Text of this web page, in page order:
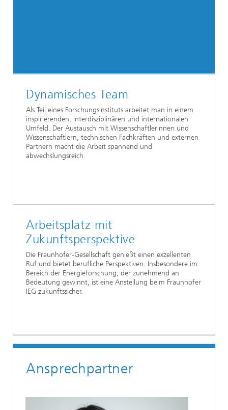
Dynamisches Team
Als Teil eines Forschungsinstituts arbeitet man in einem
inspirierenden, interdisziplinären und internationalen
Umfeld. Der Austausch mit Wissenschaftlerinnen und
Wissenschaftlern, technischen Fachkräften und externen
Partnern macht die Arbeit spannend und
abwechslungsreich.
Arbeitsplatz mit
Zukunftsperspektive
Die Fraunhofer-Gesellschaft genießt einen exzellenten
Ruf und bietet berufliche Perspektiven. Insbesondere im
Bereich der Energieforschung, der zunehmend an
Bedeutung gewinnt, ist eine Anstellung beim Fraunhofer
IEG zukunftssicher.
Ansprechpartner